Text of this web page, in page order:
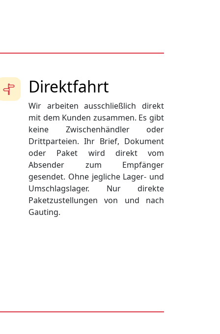
Direktfahrt
Wir arbeiten ausschließlich direkt
mit dem Kunden zusammen. Es gibt
keine Zwischenhändler oder
Drittparteien. Ihr Brief, Dokument
oder Paket wird direkt vom
Absender zum Empfänger
gesendet. Ohne jegliche Lager- und
Umschlagslager. Nur direkte
Paketzustellungen von und nach
Gauting.